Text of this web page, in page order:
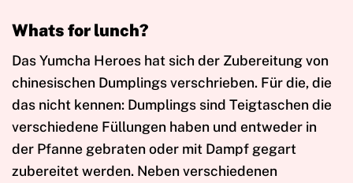
Whats for lunch?
Das Yumcha Heroes hat sich der Zubereitung von
chinesischen Dumplings verschrieben. Für die, die
das nicht kennen: Dumplings sind Teigtaschen die
verschiedene Füllungen haben und entweder in
der Pfanne gebraten oder mit Dampf gegart
zubereitet werden. Neben verschiedenen